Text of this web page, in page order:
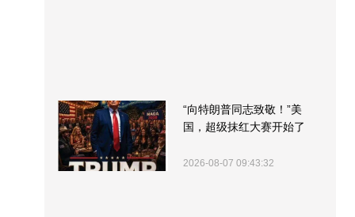
“向特朗普同志致敬！”美
国，超级抹红大赛开始了
2026-08-07 09:43:32